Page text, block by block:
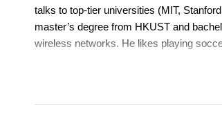
talks to top-tier universities (MIT,
master’s degree from HKUST and
wireless networks. He likes playing